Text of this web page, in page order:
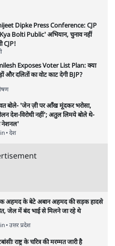
घोषणा प्रधान
घोषणाओं पर टिका क्यों दिखता
के बीच घोषणा-प्रधान बजट